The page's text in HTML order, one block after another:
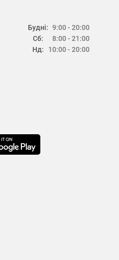
Будні:
Сб:
Нд:
9:00 - 20:00
8:00 - 21:00
10:00 - 20:00